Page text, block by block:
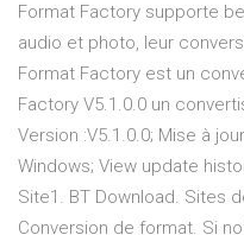
Format Factory supporte
audio et photo, leur
Format Factory est un
Factory V5.1.0.0 un
Version :V5.1.0.0; Mise à
Windows; View update
Site1. BT Download. Sites
Conversion de format. Si